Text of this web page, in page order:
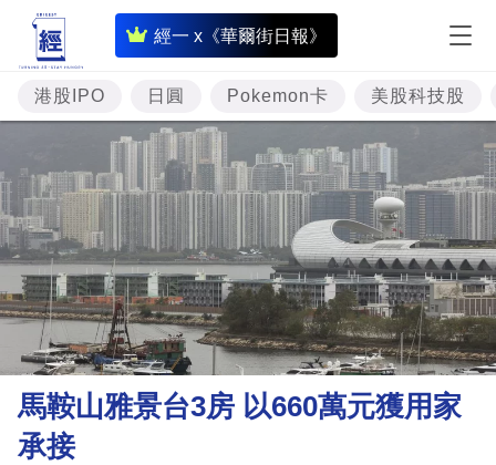
經一 x《華爾街日報》
即
時
財
經
題
資
樓
市
理
財
港股IPO 日圓 Pokemon卡 美股科技股
馬鞍山雅景台3房 以660萬元獲用家
承接